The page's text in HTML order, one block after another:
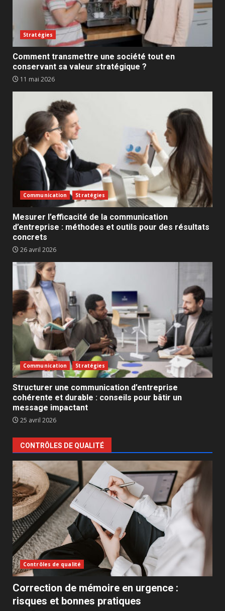
Stratégies
Comment transmettre une société tout en
conservant sa valeur stratégique ?
11 mai 2026
Communication Stratégies
Mesurer l’efficacité de la communication
d’entreprise : méthodes et outils pour des résultats
concrets
26 avril 2026
Communication Stratégies
Structurer une communication d’entreprise
cohérente et durable : conseils pour bâtir un
message impactant
25 avril 2026
CONTRÔLES DE QUALITÉ
Contrôles de qualité
Correction de mémoire en urgence :
risques et bonnes pratiques